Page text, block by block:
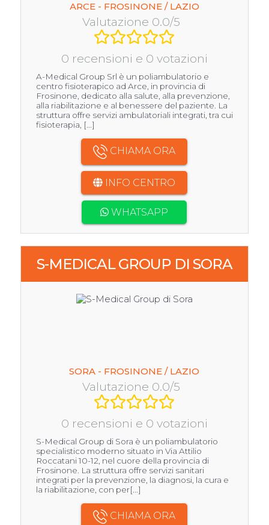
ARCE - FROSINONE / LAZIO
Valutazione 0.0/5
0 recensioni e 0 votazioni
A-Medical Group Srl è un poliambulatorio e
centro fisioterapico ad Arce, in provincia di
Frosinone, dedicato alla salute, alla prevenzione,
alla riabilitazione e al benessere del paziente. La
struttura offre servizi ambulatoriali integrati, tra cui
fisioterapia, [...]
CHIAMA ORA
INFO CENTRO
WHATSAPP
S-MEDICAL GROUP DI SORA
SORA - FROSINONE / LAZIO
Valutazione 0.0/5
0 recensioni e 0 votazioni
S-Medical Group di Sora è un poliambulatorio
specialistico moderno situato in Via Attilio
Roccatani 10-12, nel cuore della provincia di
Frosinone. La struttura offre servizi sanitari
integrati per la prevenzione, la diagnosi, la cura e
la riabilitazione, con per[...]
CHIAMA ORA